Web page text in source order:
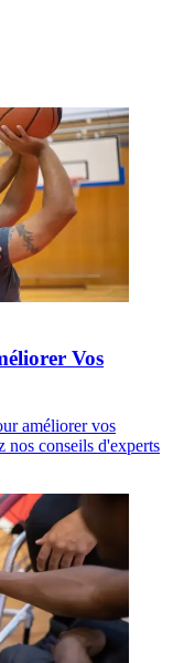
Vos
améliorer vos
nos conseils d'experts